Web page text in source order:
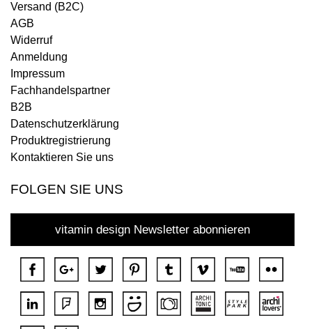
Versand (B2C)
AGB
Widerruf
Anmeldung
Impressum
Fachhandelspartner
B2B
Datenschutzerklärung
Produktregistrierung
Kontaktieren Sie uns
FOLGEN SIE UNS
vitamin design Newsletter abonnieren